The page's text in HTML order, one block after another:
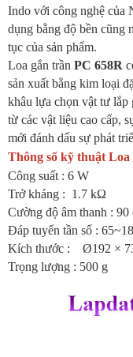
Indo với công nghệ của
dụng bằng độ bền cũng
tục của sản phẩm.
Loa gắn trần PC 658R
sản xuất bằng kim loại
khâu lựa chọn vật tư lắp
từ các vật liệu cao cấp,
mới đánh dấu sự phát
Thông số kỹ thuật
Công suất : 6 W
Trở kháng : 1.7 kΩ
Cường độ âm thanh : 90
Đáp tuyến tần số :
Kích thước : Ø192 ×
Trọng lượng : 500 g